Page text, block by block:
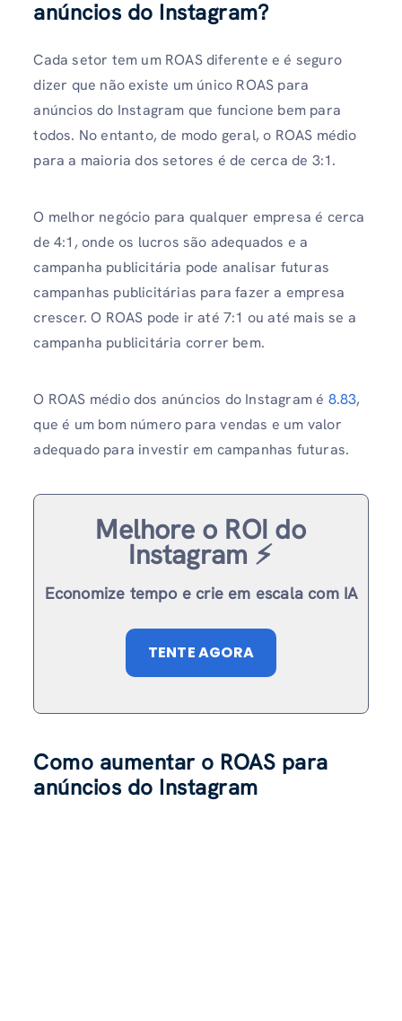
anúncios do Instagram?
Cada setor tem um ROAS diferente e é seguro
dizer que não existe um único ROAS para
anúncios do Instagram que funcione bem para
todos. No entanto, de modo geral, o ROAS médio
para a maioria dos setores é de cerca de 3:1.
O melhor negócio para qualquer empresa é cerca
de 4:1, onde os lucros são adequados e a
campanha publicitária pode analisar futuras
campanhas publicitárias para fazer a empresa
crescer. O ROAS pode ir até 7:1 ou até mais se a
campanha publicitária correr bem.
O ROAS médio dos anúncios do Instagram é 8.83,
que é um bom número para vendas e um valor
adequado para investir em campanhas futuras.
Melhore o ROI do
Instagram ⚡️
Economize tempo e crie em escala com IA
TENTE AGORA
Como aumentar o ROAS para
anúncios do Instagram